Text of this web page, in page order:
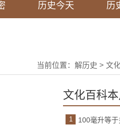
历史今天 历
当前位置： 解历史 > 文
文化百科
1 100毫升等于